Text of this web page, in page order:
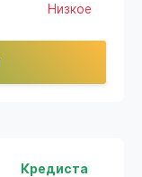
Низкое
Кредиста